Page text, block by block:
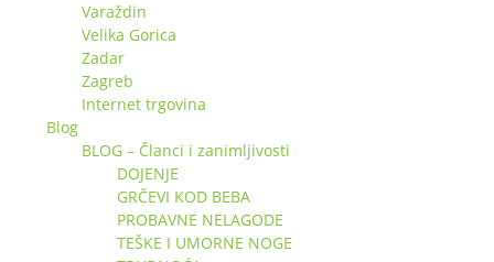
Varaždin
Velika Gorica
Zadar
Zagreb
Internet trgovina
Blog
BLOG – Članci i zanimljivosti
DOJENJE
GRČEVI KOD BEBA
PROBAVNE NELAGODE
TEŠKE I UMORNE NOGE